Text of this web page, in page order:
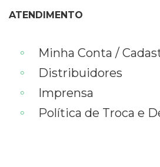
ATENDIMENTO
Minha Conta /
Distribuidores
Imprensa
Política de Troca e